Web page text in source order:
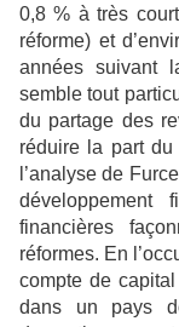
0,8 % à très
réforme) et
années suivant
semble tout
du partage des
réduire la part
l’analyse de
financières
réformes. En
compte de
dans un pays